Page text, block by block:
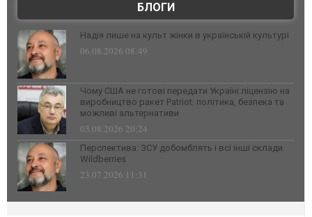
БЛОГИ
Надія лише на культ жінки в українській культурі
06.08.2026 08:49
Чому США не готові передати Україні ліцензію на
виробництво ракет Patriot: політика, безпека та
можливі альтернативи
03.08.2026 20:24
Перспектива: ЗСУ добомблять і всі інші склади
Wildberries
23.07.2026 11:31